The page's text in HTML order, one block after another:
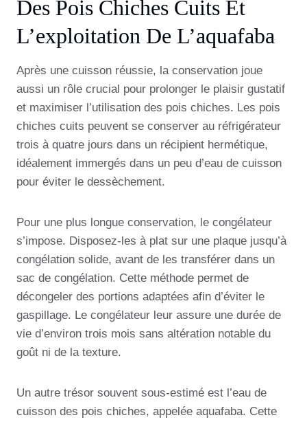
Des Pois Chiches Cuits Et
L’exploitation De L’aquafaba
Après une cuisson réussie, la conservation joue
aussi un rôle crucial pour prolonger le plaisir gustatif
et maximiser l’utilisation des pois chiches. Les pois
chiches cuits peuvent se conserver au réfrigérateur
trois à quatre jours dans un récipient hermétique,
idéalement immergés dans un peu d’eau de cuisson
pour éviter le dessèchement.
Pour une plus longue conservation, le congélateur
s’impose. Disposez-les à plat sur une plaque jusqu’à
congélation solide, avant de les transférer dans un
sac de congélation. Cette méthode permet de
décongeler des portions adaptées afin d’éviter le
gaspillage. Le congélateur leur assure une durée de
vie d’environ trois mois sans altération notable du
goût ni de la texture.
Un autre trésor souvent sous-estimé est l’eau de
cuisson des pois chiches, appelée aquafaba. Cette